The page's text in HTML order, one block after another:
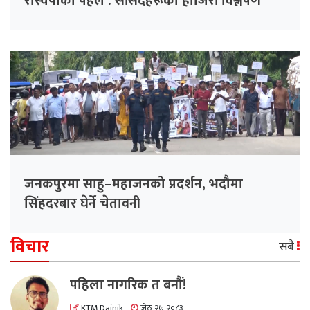
जनकपुरमा साहु–महाजनको प्रदर्शन, भदौमा
सिंहदरबार घेर्ने चेतावनी
विचार सबै
पहिला नागरिक त बनाैं!